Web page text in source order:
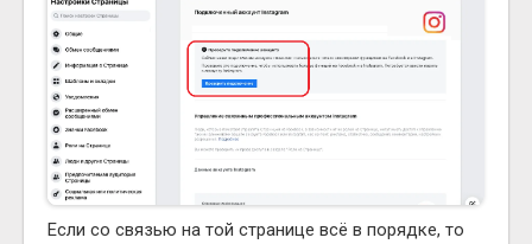
Если со связью на той странице всё в порядке, то